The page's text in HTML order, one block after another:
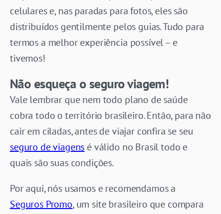
celulares e, nas paradas para fotos, eles são
distribuídos gentilmente pelos guias. Tudo para
termos a melhor experiência possível – e
tivemos!
Não esqueça o seguro viagem!
Vale lembrar que nem todo plano de saúde
cobra todo o território brasileiro. Então, para não
cair em ciladas, antes de viajar confira se seu
seguro de viagens é válido no Brasil todo e
quais são suas condições.
Por aqui, nós usamos e recomendamos a
Seguros Promo, um site brasileiro que compara